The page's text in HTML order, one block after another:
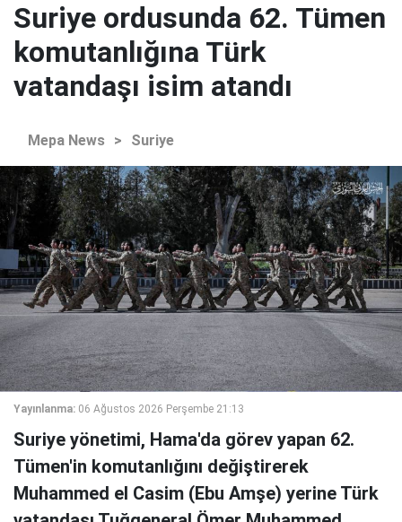
Suriye ordusunda 62. Tümen
komutanlığına Türk
vatandaşı isim atandı
Mepa News > Suriye
Yayınlanma: 06 Ağustos 2026 Perşembe 21:13
Suriye yönetimi, Hama'da görev yapan 62.
Tümen'in komutanlığını değiştirerek
Muhammed el Casim (Ebu Amşe) yerine Türk